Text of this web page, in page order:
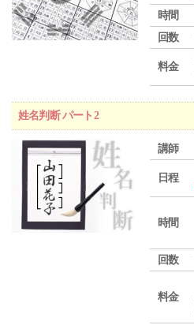
時間
回数
料金
姓名判断 パート2
講師
日程
時間
回数
料金